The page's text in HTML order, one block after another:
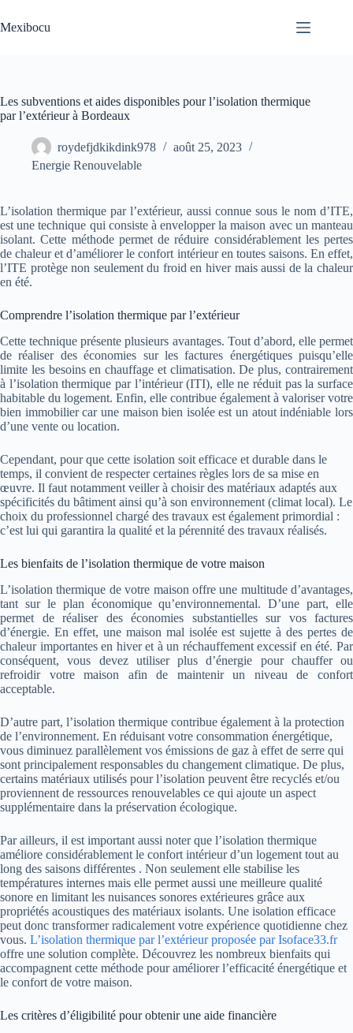
au
contenu
Mexibocu
Les subventions et aides disponibles pour l’isolation thermique
par l’extérieur à Bordeaux
roydefjdkikdink978
août 25, 2023
Energie Renouvelable
L’isolation thermique par l’extérieur, aussi connue sous le nom d’ITE,
est une technique qui consiste à envelopper la maison avec un manteau
isolant. Cette méthode permet de réduire considérablement les pertes
de chaleur et d’améliorer le confort intérieur en toutes saisons. En effet,
l’ITE protège non seulement du froid en hiver mais aussi de la chaleur
en été.
Comprendre l’isolation thermique par l’extérieur
Cette technique présente plusieurs avantages. Tout d’abord, elle permet
de réaliser des économies sur les factures énergétiques puisqu’elle
limite les besoins en chauffage et climatisation. De plus, contrairement
à l’isolation thermique par l’intérieur (ITI), elle ne réduit pas la surface
habitable du logement. Enfin, elle contribue également à valoriser votre
bien immobilier car une maison bien isolée est un atout indéniable lors
d’une vente ou location.
Cependant, pour que cette isolation soit efficace et durable dans le
temps, il convient de respecter certaines règles lors de sa mise en
œuvre. Il faut notamment veiller à choisir des matériaux adaptés aux
spécificités du bâtiment ainsi qu’à son environnement (climat local). Le
choix du professionnel chargé des travaux est également primordial :
c’est lui qui garantira la qualité et la pérennité des travaux réalisés.
Les bienfaits de l’isolation thermique de votre maison
L’isolation thermique de votre maison offre une multitude d’avantages,
tant sur le plan économique qu’environnemental. D’une part, elle
permet de réaliser des économies substantielles sur vos factures
d’énergie. En effet, une maison mal isolée est sujette à des pertes de
chaleur importantes en hiver et à un réchauffement excessif en été. Par
conséquent, vous devez utiliser plus d’énergie pour chauffer ou
refroidir votre maison afin de maintenir un niveau de confort
acceptable.
D’autre part, l’isolation thermique contribue également à la protection
de l’environnement. En réduisant votre consommation énergétique,
vous diminuez parallèlement vos émissions de gaz à effet de serre qui
sont principalement responsables du changement climatique. De plus,
certains matériaux utilisés pour l’isolation peuvent être recyclés et/ou
proviennent de ressources renouvelables ce qui ajoute un aspect
supplémentaire dans la préservation écologique.
Par ailleurs, il est important aussi noter que l’isolation thermique
améliore considérablement le confort intérieur d’un logement tout au
long des saisons différentes . Non seulement elle stabilise les
températures internes mais elle permet aussi une meilleure qualité
sonore en limitant les nuisances sonores extérieures grâce aux
propriétés acoustiques des matériaux isolants. Une isolation efficace
peut donc transformer radicalement votre expérience quotidienne chez
vous. L’isolation thermique par l’extérieur proposée par Isoface33.fr
offre une solution complète. Découvrez les nombreux bienfaits qui
accompagnent cette méthode pour améliorer l’efficacité énergétique et
le confort de votre maison.
Les critères d’éligibilité pour obtenir une aide financière